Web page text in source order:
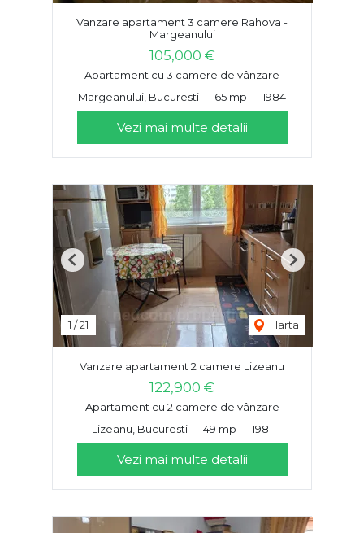
Vanzare apartament 3 camere Rahova -
Margeanului
105,000 €
Apartament cu 3 camere de vânzare
Margeanului, Bucuresti
65 mp 1984
Vezi mai multe detalii
1 /21 Harta
Previous Next
Vanzare apartament 2 camere Lizeanu
122,900 €
Apartament cu 2 camere de vânzare
Lizeanu, Bucuresti
49 mp 1981
Vezi mai multe detalii